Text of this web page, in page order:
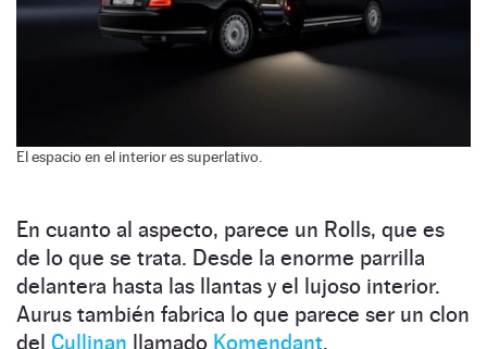
El espacio en el interior es superlativo.
En cuanto al aspecto, parece un Rolls, que es
de lo que se trata. Desde la enorme parrilla
delantera hasta las llantas y el lujoso interior.
Aurus también fabrica lo que parece ser un clon
del Cullinan llamado Komendant.